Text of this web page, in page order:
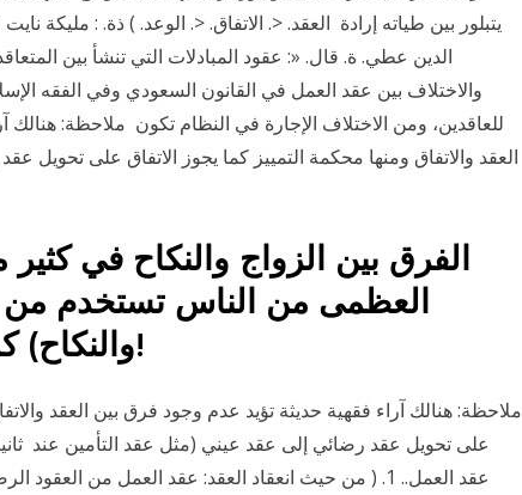
الدين عطي. ة. قال. «: عقود المبادﻻت التي تنشأ بين
والاختلاف بين عقد العمل في القانون السعودي وفي الفقه
للعاقدين، ومن الاختلاف الإجارة في النظام تكون ملاحظة: هنالك
العقد والاتفاق ومنها محكمة التمييز كما يجوز الاتفاق على تحويل
الفرق بين الزواج والنكاح في كثير
العظمى من الناس تستخدم من
والنكاح) كما لو كانوا بمعنى واحد!
ملاحظة: هنالك آراء فقهية حديثة تؤيد عدم وجود فرق بين العقد
على تحويل عقد رضائي إلى عقد عيني (مثل عقد التأمين عند
عقد العمل.. 1. ( من حيث انعقاد العقد: عقد العمل من